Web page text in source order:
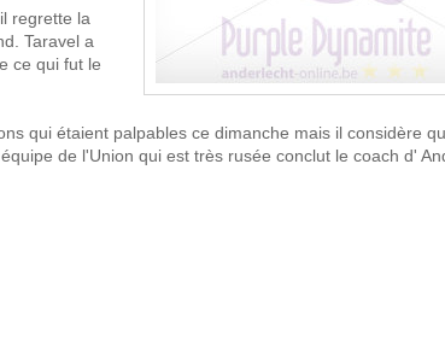
regrette la
Taravel a
ce qui fut le
qui étaient palpables ce dimanche mais il considère
de l'Union qui est très rusée conclut le coach d'